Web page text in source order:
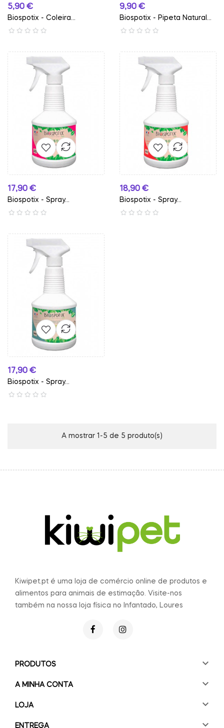
Preço
5,90 €
Biospotix - Coleira...
Preço
9,90 €
Biospotix - Pipeta Natural...
Preço
17,90 €
Biospotix - Spray...
Preço
18,90 €
Biospotix - Spray...
Preço
17,90 €
Biospotix - Spray...
A mostrar 1-5 de 5 produto(s)
Kiwipet.pt é uma loja de comércio online de produtos e
alimentos para animais de estimação. Visite-nos
também na nossa loja física no Infantado, Loures
PRODUTOS 
A MINHA CONTA 
LOJA 
ENTREGA 